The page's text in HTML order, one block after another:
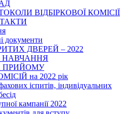
ВІДБІРКОВОЇ КОМІСІЇ
документи
ДВЕРЕЙ – 2022
НАВЧАННЯ
ПРИЙОМУ
на 2022 рік
іспитів, індивідуальних
кампанії 2022